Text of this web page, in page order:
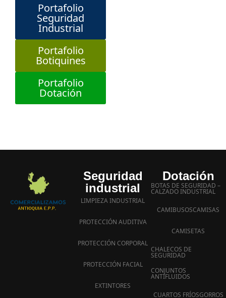
Portafolio
Seguridad
Industrial
Portafolio
Botiquines
Portafolio
Dotación
Seguridad
industrial
LIMPIEZA INDUSTRIAL
PROTECCIÓN AUDITIVA
PROTECCIÓN CORPORAL
PROTECCIÓN FACIAL
EXTINTORES
Dotación
BOTAS DE SEGURIDAD –
CALZADO INDUSTRIAL
CAMIBUSOSCAMISAS
CAMISETAS
CHALECOS DE
SEGURIDAD
CONJUNTOS
ANTIFLUIDOS
CUARTOS FRÍOSGORROS